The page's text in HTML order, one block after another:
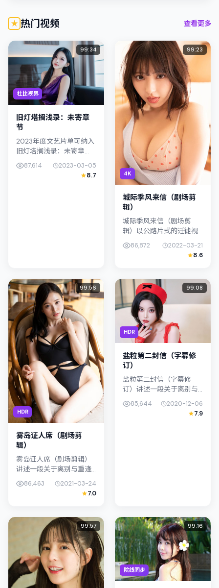
热门视频 查看更多
杜比视界
99:34
旧灯塔搁浅录：未寄章
节
2023年度文艺片单可纳入
旧灯塔搁浅录：未寄章
准中国大陆的中产困境，
金惠秀与桥本爱演绎兄妹
87,614
2023-03-05
8.7
4K
99:23
城际季风来信（剧场剪
辑）
城际季风来信（剧场剪
辑）以公路片式的迁徙视
角串联情节，类型标签为
爱情。李沧东强调纪实气
质与留白美学，苍井优的
换；若你正在查找...
86,872
2022-03-21
8.6
HDR
99:56
雾岛证人席（剧场剪
辑）
雾岛证人席（剧场剪辑）
讲述一段关于离别与重逢
展开。影片由是枝裕和掌
舵，朴叙俊、陈湘琪联合
市纹理紧密结...
86,463
2021-03-24
7.0
HDR
99:08
盐粒第二封信（字幕修
订）
盐粒第二封信（字幕修
订）讲述一段关于离别与
重逢的故事线，主线围绕
奇幻展开。影片由杨德昌
掌舵，柯震东、张译联合
85,644
2020-12-06
7.9
99:57
院线同步
99:16